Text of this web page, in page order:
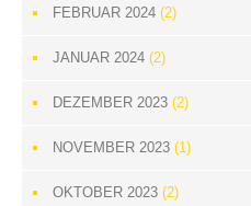
FEBRUAR 2024 (2)
JANUAR 2024 (2)
DEZEMBER 2023 (2)
NOVEMBER 2023 (1)
OKTOBER 2023 (2)